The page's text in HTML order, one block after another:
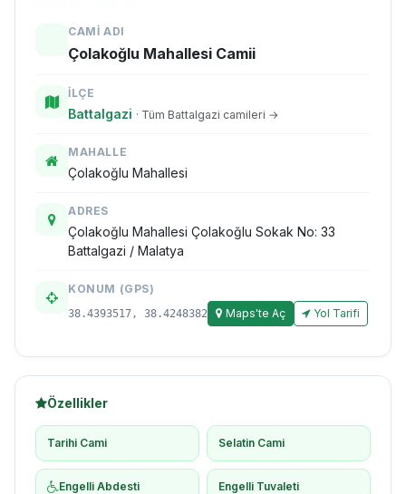
CAMI ADI
Çolakoğlu Mahallesi Camii
İLÇE
Battalgazi · Tüm Battalgazi camileri →
MAHALLE
Çolakoğlu Mahallesi
ADRES
Çolakoğlu Mahallesi Çolakoğlu Sokak No: 33
Battalgazi / Malatya
KONUM (GPS)
38.4393517, 38.4248382 Maps'te Aç Yol Tarifi
Özellikler
Tarihi Cami Selatin Cami
Engelli Abdesti Engelli Tuvaleti